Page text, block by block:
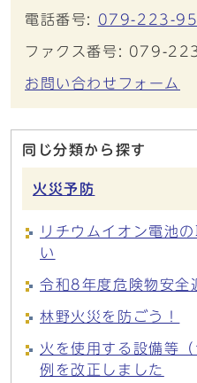
電話番号: 079-223-
ファクス番号: 079-
お問い合わせフォーム
同じ分類から探す
火災予防
リチウムイオン電池
い
令和8年度危険物安全
林野火災を防ごう！
火を使用する設備等
例を改正しました